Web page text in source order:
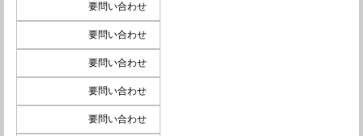
要問い合わせ
要問い合わせ
要問い合わせ
要問い合わせ
要問い合わせ